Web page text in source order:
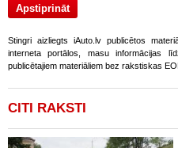
Stingri aizliegts iAuto.lv publicētos
interneta portālos, masu informācijas
publicētajiem materiāliem bez rakstiskas
CITI RAKSTI